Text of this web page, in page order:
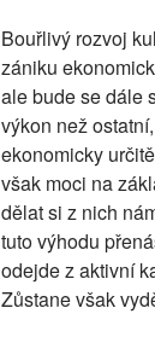
Bouřlivý rozvoj
zániku
ale bude se dále
výkon než
ekonomicky
však moci na
dělat si z nich
tuto výhodu
odejde z aktivní
Zůstane však